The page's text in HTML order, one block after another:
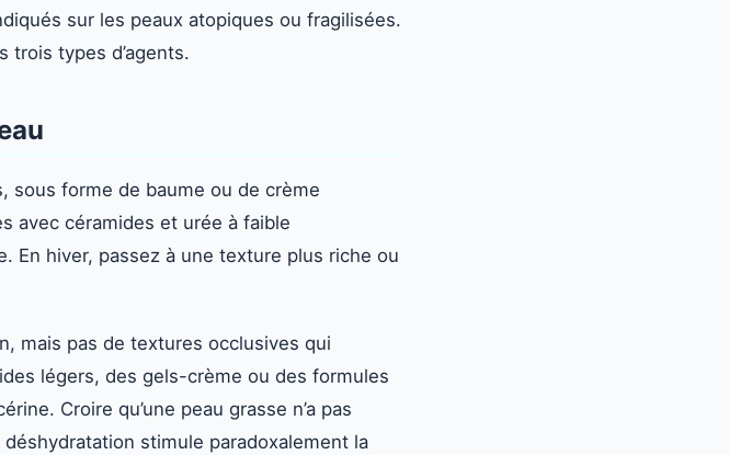
sur les peaux atopiques ou fragilisées.
trois types d’agents.
sous forme de baume ou de crème
avec céramides et urée à faible
En hiver, passez à une texture plus riche ou
mais pas de textures occlusives qui
légers, des gels-crème ou des formules
Croire qu’une peau grasse n’a pas
stimule paradoxalement la